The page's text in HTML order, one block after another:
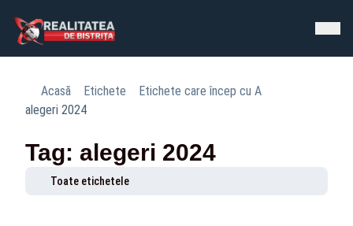
Acasă Etichete
Etichete care încep cu A
alegeri 2024
Tag: alegeri 2024
Toate etichetele